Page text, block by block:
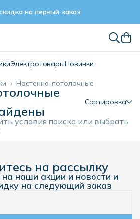
на первый заказ
ЭлектротоварыНовинки
Настенно-потолочные
›
Сортировка
условия поиска или выбрать
на рассылку
наши акции и новости и
на следующий заказ